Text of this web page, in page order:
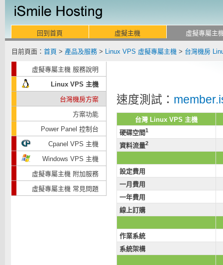
回到首頁 虛擬主機 虛擬專屬主
目前頁面： 首頁 > 產品及服務> Linux VPS 虛擬專屬主機> 台灣機房
虛擬專屬主機 服務說明
Linux VPS 主機
台灣機房方案
方案功能
Power Panel 控制台
Cpanel VPS 主機
Windows VPS 主機
虛擬專屬主機 附加服務
虛擬專屬主機 常見問題
速度測試：
台灣 Linux VPS 主機
硬碟空間1
資料流量2
設定費用
一月費用
一年費用
線上訂購
作業系統
系統架構